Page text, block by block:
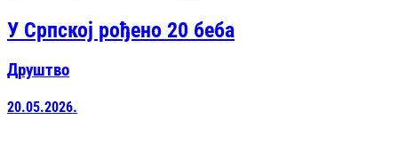
У Српској рођено 20 беба
Друштво
20.05.2026.